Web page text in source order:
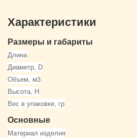
Характеристики
Размеры и габариты
Длина
Диаметр, D
Объем, м3
Высота, Н
Вес в упаковке, гр
Основные
Материал изделия